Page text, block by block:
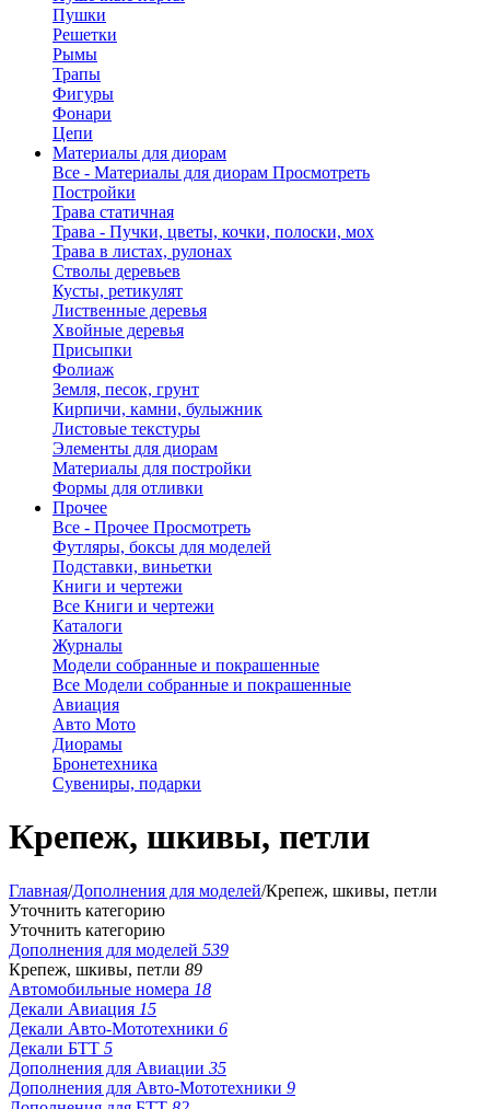
Пушки
Решетки
Рымы
Трапы
Фигуры
Фонари
Цепи
Материалы для диорам
Все - Материалы для диорам Просмотреть
Постройки
Трава статичная
Трава - Пучки, цветы, кочки, полоски, мох
Трава в листах, рулонах
Стволы деревьев
Кусты, ретикулят
Лиственные деревья
Хвойные деревья
Присыпки
Фолиаж
Земля, песок, грунт
Кирпичи, камни, булыжник
Листовые текстуры
Элементы для диорам
Материалы для постройки
Формы для отливки
Прочее
Все - Прочее Просмотреть
Футляры, боксы для моделей
Подставки, виньетки
Книги и чертежи
Все Книги и чертежи
Каталоги
Журналы
Модели собранные и покрашенные
Все Модели собранные и покрашенные
Авиация
Авто Мото
Диорамы
Бронетехника
Сувениры, подарки
Крепеж, шкивы, петли
Главная/Дополнения для моделей/Крепеж, шкивы, петли
Уточнить категорию
Уточнить категорию
Дополнения для моделей 539
Крепеж, шкивы, петли 89
Автомобильные номера 18
Декали Авиация 15
Декали Авто-Мототехники 6
Декали БТТ 5
Дополнения для Авиации 35
Дополнения для Авто-Мототехники 9